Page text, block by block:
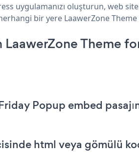
uygulamanızı oluşturun, web
bir yere LaawerZone
Theme
Popup embed
html veya gömülü